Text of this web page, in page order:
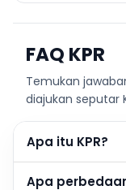
FAQ KPR
Temukan
diajukan seputar
Apa itu KPR?
Apa